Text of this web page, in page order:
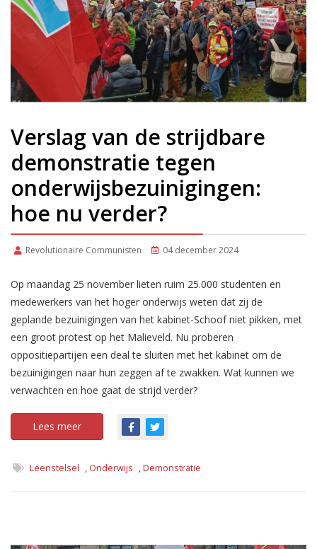
Verslag van de strijdbare
demonstratie tegen
onderwijsbezuinigingen:
hoe nu verder?
Revolutionaire Communisten 04 december 2024
Op maandag 25 november lieten ruim 25.000 studenten en
medewerkers van het hoger onderwijs weten dat zij de
geplande bezuinigingen van het kabinet-Schoof niet pikken, met
een groot protest op het Malieveld. Nu proberen
oppositiepartijen een deal te sluiten met het kabinet om de
bezuinigingen naar hun zeggen af te zwakken. Wat kunnen we
verwachten en hoe gaat de strijd verder?
Lees meer
Leenstelsel , Onderwijs ,Demonstratie